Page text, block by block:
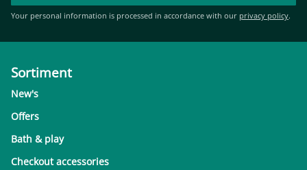
Your personal information is processed in accordance with our privacy policy.
Sortiment
New's
Offers
Bath & play
Checkout accessories